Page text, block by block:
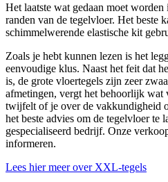
Het laatste wat gedaan moet
randen van de tegelvloer. Het beste
schimmelwerende elastische kit
Zoals je hebt kunnen lezen is het
eenvoudige klus. Naast het feit dat
is, de grote vloertegels zijn zeer
afmetingen, vergt het behoorlijk
twijfelt of je over de vakkundigheid
het beste advies om de tegelvloer te
gespecialiseerd bedrijf. Onze
informeren.
Lees hier meer over XXL-tegels